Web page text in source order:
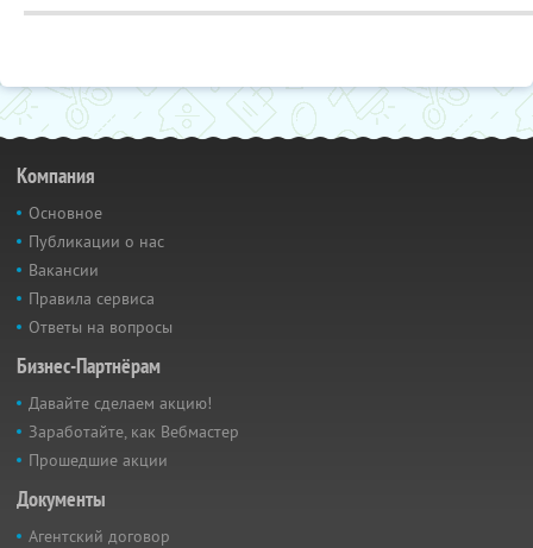
Компания
Основное
Публикации о нас
Вакансии
Правила сервиса
Ответы на вопросы
Бизнес-Партнёрам
Давайте сделаем акцию!
Заработайте, как Вебмастер
Прошедшие акции
Документы
Агентский договор